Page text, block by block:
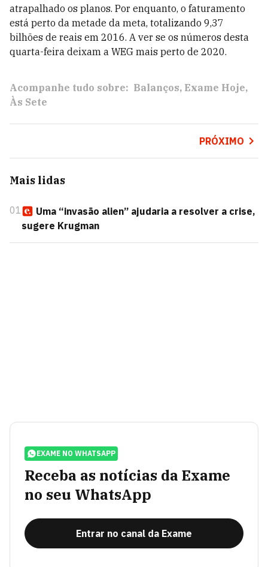
atrapalhado os planos. Por enquanto, o faturamento
está perto da metade da meta, totalizando 9,37
bilhões de reais em 2016. A ver se os números desta
quarta-feira deixam a WEG mais perto de 2020.
Acompanhe tudo sobre: Balanços Exame Hoje
Às Sete
PRÓXIMO
Mais lidas
01
Uma “invasão alien” ajudaria a resolver a crise,
sugere Krugman
EXAME NO WHATSAPP
Receba as notícias da Exame
no seu WhatsApp
Entrar no canal da Exame